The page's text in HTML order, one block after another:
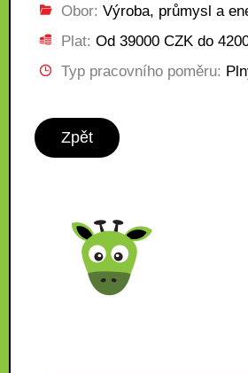
Obor: Výroba, průmysl a
Plat: Od 39000 CZK do
Typ pracovního poměru:
Zpět